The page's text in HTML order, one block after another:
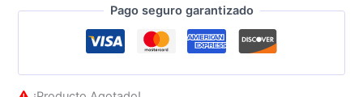
Pago seguro garantizado